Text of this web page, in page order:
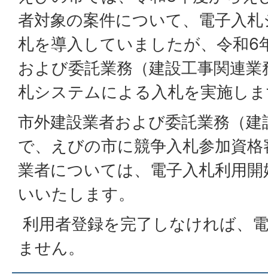
者対象の案件について、電子入
札を導入していましたが、令和6
および委託業務（建設工事関連
札システムによる入札を実施し
市外建設業者および委託業務（
で、えびの市に競争入札参加資
業者については、電子入札利用
いいたします。
利用者登録を完了しなければ、
ません。